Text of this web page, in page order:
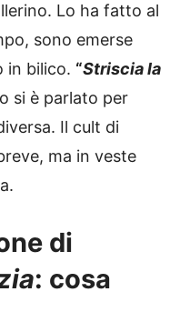
Lo ha fatto al
sono emerse
in bilico. “Striscia la
si è parlato per
Il cult di
ma in veste
di
: cosa